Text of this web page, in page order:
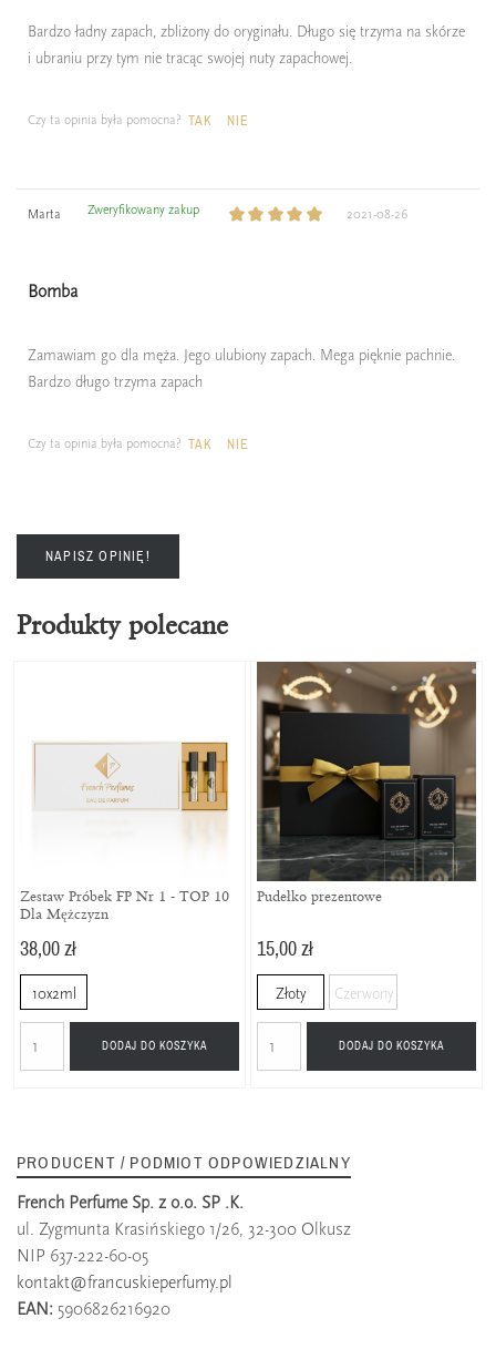
Bardzo ładny zapach, zbliżony do oryginału. Długo się trzyma na skórze
i ubraniu przy tym nie tracąc swojej nuty zapachowej.
Czy ta opinia była pomocna? TAK NIE
Marta Zweryfikowany zakup 2021-08-26
Bomba
Zamawiam go dla męża. Jego ulubiony zapach. Mega pięknie pachnie.
Bardzo długo trzyma zapach
Czy ta opinia była pomocna? TAK NIE
NAPISZ OPINIĘ!
Produkty polecane
Zestaw Próbek FP Nr 1 - TOP 10
Dla Mężczyzn
38,00 zł
10x2ml
DODAJ DO KOSZYKA
Pudełko prezentowe
15,00 zł
Złoty Czerwony
DODAJ DO KOSZYKA
PRODUCENT / PODMIOT ODPOWIEDZIALNY
French Perfume Sp. z o.o. SP .K.
ul. Zygmunta Krasińskiego 1/26, 32-300 Olkusz
NIP 637-222-60-05
kontakt@francuskieperfumy.pl
EAN: 5906826216920